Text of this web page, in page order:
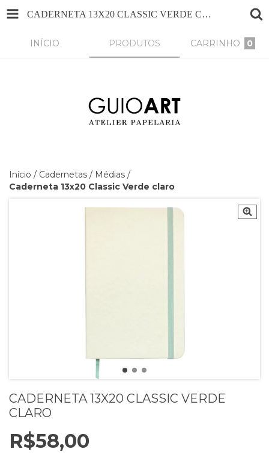
CADERNETA 13X20 CLASSIC VERDE CLARO
INÍCIO PRODUTOS CARRINHO 0
Início / Cadernetas / Médias /
Caderneta 13x20 Classic Verde claro
CADERNETA 13X20 CLASSIC VERDE
CLARO
R$58,00